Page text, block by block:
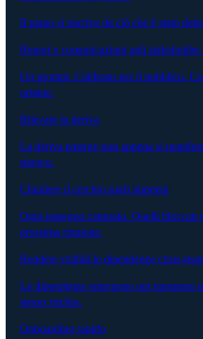
Il piano si riscrive da ciò che è stato
Report e comunicazioni agli stakeholder
Un prompt. Calibrato per il pubblico.
origine.
Rilevare la deriva
La deriva emerge non appena si
steerco.
Chiudere il cerchio sugli impegni
Ogni impegno catturato. Quelli bloccati
prossima riunione.
Rendere visibili le dipendenze cross-
Le dipendenze emergono nel momento
stesso rischio.
Onboarding rapido